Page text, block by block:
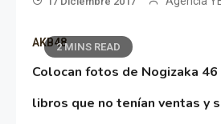
2 MINS READ
AKB48
Colocan fotos de Nogizaka
libros que no tenían ventas y